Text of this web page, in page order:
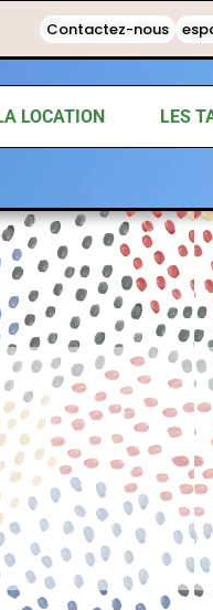
Contactez-nous
LOCATION LES